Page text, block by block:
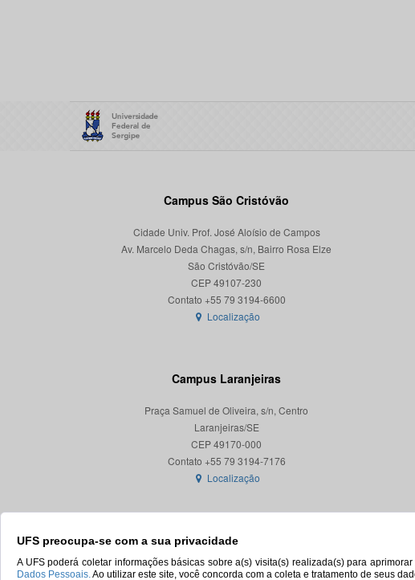
UFS preocupa-se com a sua privacidade
A UFS poderá coletar informações básicas sobre a(s) visita(s) realizada(s) para
Dados Pessoais.Ao utilizar este site, você concorda com a coleta e tratamento de seus
Campus São Cristóvão
Cidade Univ. Prof. José Aloísio de Campos
Av. Marcelo Deda Chagas, s/n, Bairro Rosa Elze
São Cristóvão/SE
CEP 49107-230
Localização
Campus Laranjeiras
Praça Samuel de Oliveira, s/n, Centro
Laranjeiras/SE
CEP 49170-000
Localização